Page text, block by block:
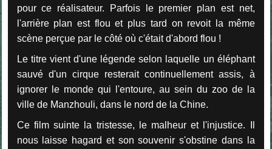
pour ce réalisateur. Parfois le premier plan est net,
l'arrière plan est flou et plus tard on revoit la même
scène perçue par le côté où c'était d'abord flou !
Le titre vient d'une légende selon laquelle un éléphant
sauvé d'un cirque resterait continuellement assis, à
ignorer le monde qui l'entoure, au sein du zoo de la
ville de Manzhouli, dans le nord de la Chine.
Ce film suinte la tristesse, le malheur et l'injustice. Il
nous laisse hagard et son souvenir s'obstine dans la